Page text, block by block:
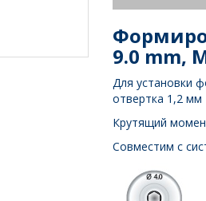
9.0 mm,
Для установки
отвертка 1,2 мм
Крутящий
Совместим с